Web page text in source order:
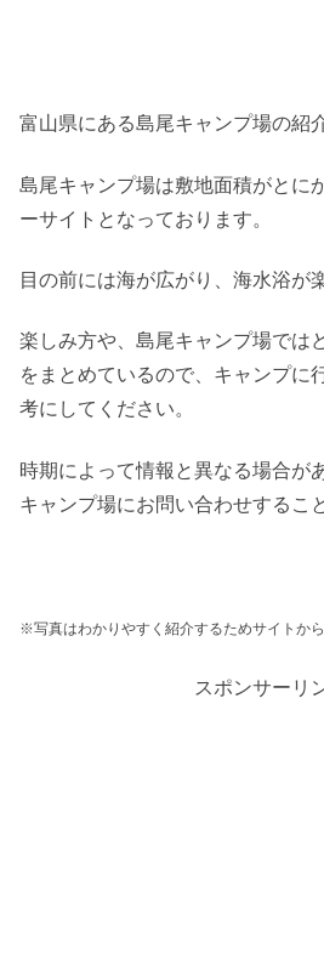
富山県にある島尾キャンプ場の紹介
島尾キャンプ場は敷地面積がとに
ーサイトとなっております。
目の前には海が広がり、海水浴が
楽しみ方や、島尾キャンプ場では
をまとめているので、キャンプに
考にしてください。
時期によって情報と異なる場合が
キャンプ場にお問い合わせするこ
※写真はわかりやすく紹介するためサイトから
スポンサーリ